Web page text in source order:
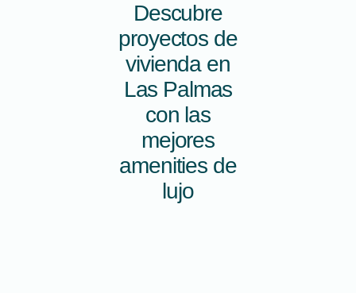
Descubre
proyectos de
vivienda en
Las Palmas
con las
mejores
amenities de
lujo